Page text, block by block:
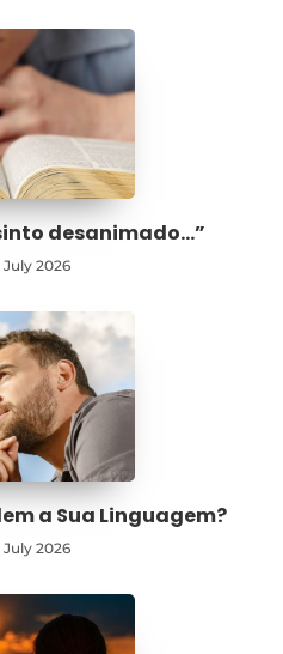
desanimado…”
July 2026
a Sua Linguagem?
July 2026